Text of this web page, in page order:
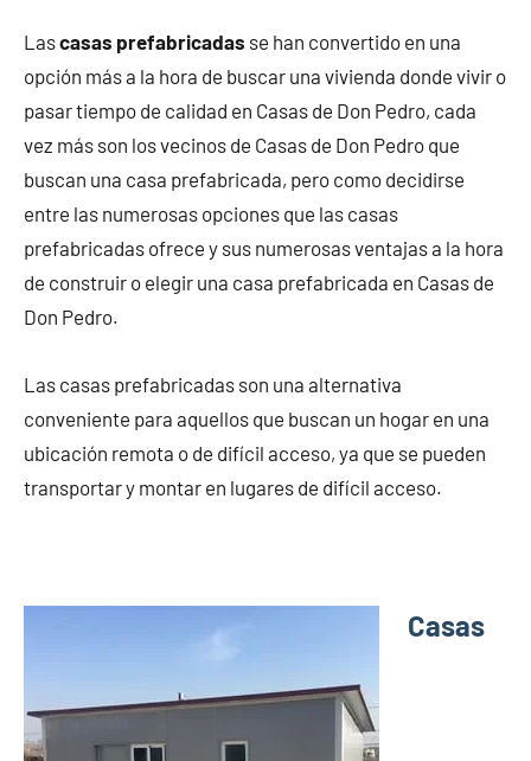
Lascasas prefabricadas se han convertido en una
opción más a la hora de buscar una vivienda donde vivir o
pasar tiempo de calidad en Casas de Don Pedro, cada
vez más son los vecinos de Casas de Don Pedro que
buscan una casa prefabricada, pero como decidirse
entre las numerosas opciones que las casas
prefabricadas ofrece y sus numerosas ventajas a la hora
de construir o elegir una casa prefabricada en Casas de
Don Pedro.
Las casas prefabricadas son una alternativa
conveniente para aquellos que buscan un hogar en una
ubicación remota o de difícil acceso, ya que se pueden
transportar y montar en lugares de difícil acceso.
Casas